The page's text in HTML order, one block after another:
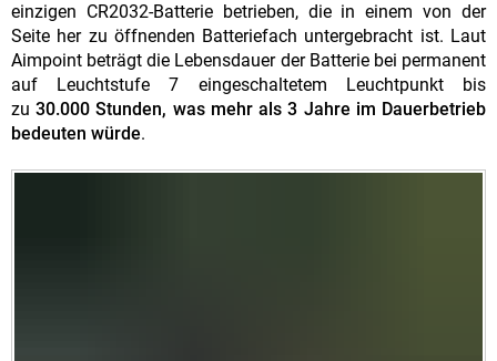
einzigen CR2032-Batterie betrieben, die in einem von der
Seite her zu öffnenden Batteriefach untergebracht ist. Laut
Aimpoint beträgt die Lebensdauer der Batterie bei permanent
auf Leuchtstufe 7 eingeschaltetem Leuchtpunkt bis
zu30.000 Stunden, was mehr als 3 Jahre im Dauerbetrieb
bedeuten würde.